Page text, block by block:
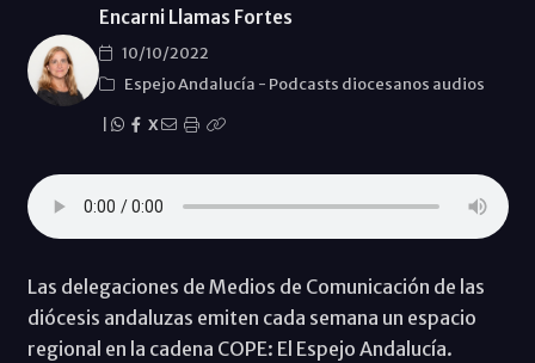
Encarni Llamas Fortes
10/10/2022
Espejo Andalucía - Podcasts diocesanos audios
X
Las delegaciones de Medios de Comunicación de las
diócesis andaluzas emiten cada semana un espacio
regional en la cadena COPE: El Espejo Andalucía.